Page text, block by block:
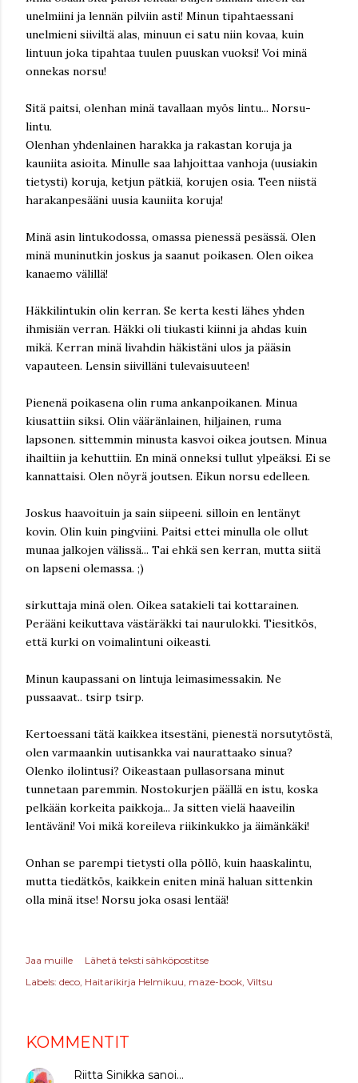
unelmiini ja lennän pilviin asti! Minun tipahtaessani
unelmieni siiviltä alas, minuun ei satu niin kovaa, kuin
lintuun joka tipahtaa tuulen puuskan vuoksi! Voi minä
onnekas norsu!
Sitä paitsi, olenhan minä tavallaan myös lintu... Norsu-
lintu.
Olenhan yhdenlainen harakka ja rakastan koruja ja
kauniita asioita. Minulle saa lahjoittaa vanhoja (uusiakin
tietysti) koruja, ketjun pätkiä, korujen osia. Teen niistä
harakanpesääni uusia kauniita koruja!
Minä asin lintukodossa, omassa pienessä pesässä. Olen
minä muninutkin joskus ja saanut poikasen. Olen oikea
kanaemo välillä!
Häkkilintukin olin kerran. Se kerta kesti lähes yhden
ihmisiän verran. Häkki oli tiukasti kiinni ja ahdas kuin
mikä. Kerran minä livahdin häkistäni ulos ja pääsin
vapauteen. Lensin siivilläni tulevaisuuteen!
Pienenä poikasena olin ruma ankanpoikanen. Minua
kiusattiin siksi. Olin vääränlainen, hiljainen, ruma
lapsonen. sittemmin minusta kasvoi oikea joutsen. Minua
ihailtiin ja kehuttiin. En minä onneksi tullut ylpeäksi. Ei se
kannattaisi. Olen nöyrä joutsen. Eikun norsu edelleen.
Joskus haavoituin ja sain siipeeni. silloin en lentänyt
kovin. Olin kuin pingviini. Paitsi ettei minulla ole ollut
munaa jalkojen välissä... Tai ehkä sen kerran, mutta siitä
on lapseni olemassa. ;)
sirkuttaja minä olen. Oikea satakieli tai kottarainen.
Perääni keikuttava västäräkki tai naurulokki. Tiesitkös,
että kurki on voimalintuni oikeasti.
Minun kaupassani on lintuja leimasimessakin. Ne
pussaavat.. tsirp tsirp.
Kertoessani tätä kaikkea itsestäni, pienestä norsutytöstä,
olen varmaankin uutisankka vai naurattaako sinua?
Olenko ilolintusi? Oikeastaan pullasorsana minut
tunnetaan paremmin. Nostokurjen päällä en istu, koska
pelkään korkeita paikkoja... Ja sitten vielä haaveilin
lentäväni! Voi mikä koreileva riikinkukko ja äimänkäki!
Onhan se parempi tietysti olla pöllö, kuin haaskalintu,
mutta tiedätkös, kaikkein eniten minä haluan sittenkin
olla minä itse! Norsu joka osasi lentää!
Jaa muille
Lähetä teksti sähköpostitse
Labels: deco Haitarikirja Helmikuu maze-book Viltsu
KOMMENTIT
Riitta Sinikka sanoi…